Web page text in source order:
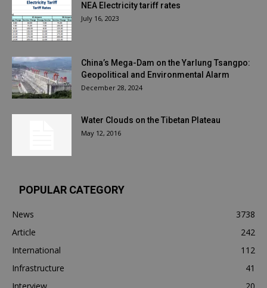
NEA Electricity tariff rates
July 16, 2023
China’s Mega-Dam on the Yarlung Tsangpo:
Geopolitical and Environmental Alarm
December 28, 2024
Water Clouds on the Tibetan Plateau
May 12, 2016
POPULAR CATEGORY
News
3738
Article
242
International
112
Infrastructure
41